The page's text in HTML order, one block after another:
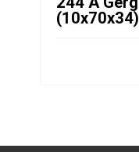
(10x70x34)